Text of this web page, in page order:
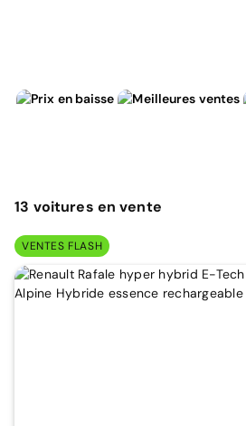
13 voitures en vente
VENTES FLASH